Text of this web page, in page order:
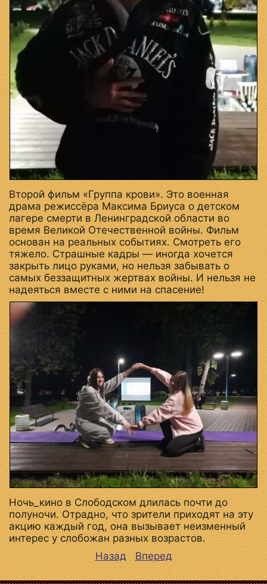
Второй фильм «Группа крови». Это военная
драма режиссёра Максима Бриуса о детском
лагере смерти в Ленинградской области во
время Великой Отечественной войны. Фильм
основан на реальных событиях. Смотреть его
тяжело. Страшные кадры — иногда хочется
закрыть лицо руками, но нельзя забывать о
самых беззащитных жертвах войны. И нельзя не
надеяться вместе с ними на спасение!
Ночь_кино в Слободском длилась почти до
полуночи. Отрадно, что зрители приходят на эту
акцию каждый год, она вызывает неизменный
интерес у слобожан разных возрастов.
Назад
Вперед